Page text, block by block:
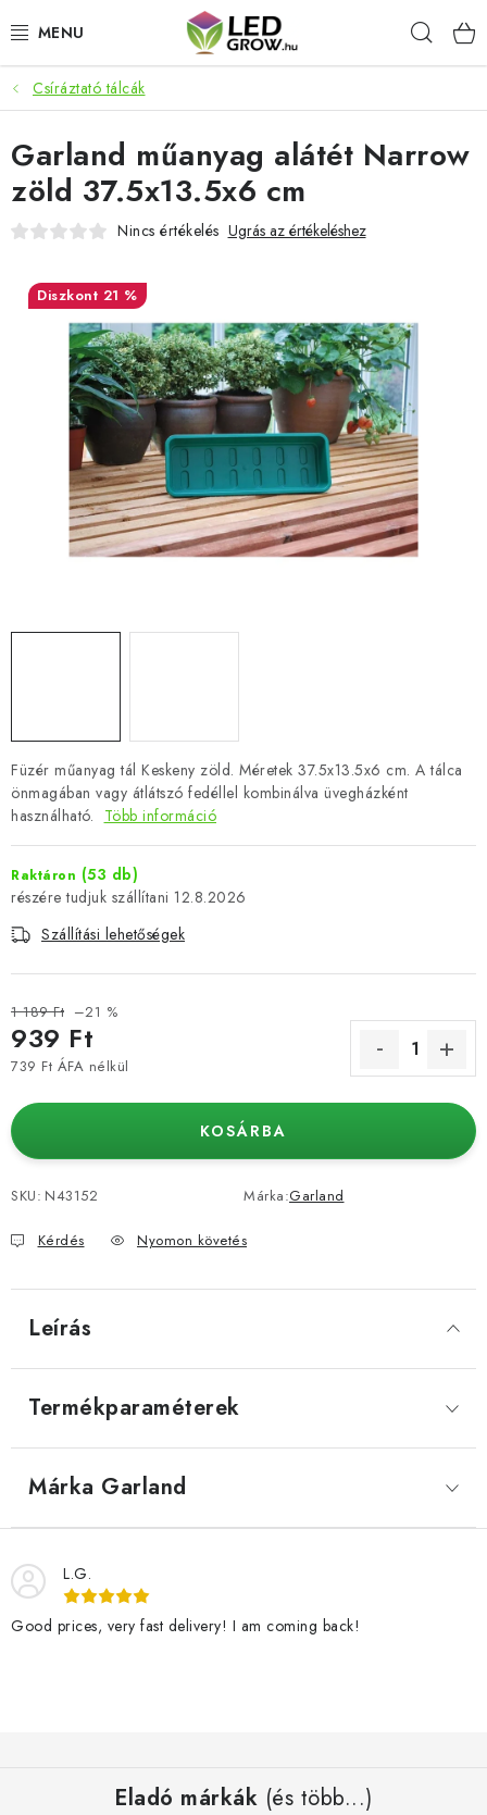
tartalomhoz
AKCIÓS TERMÉKEK
LED NÖVÉNYVILÁGÍTÁS
TERMESZTÉSI KELLÉKEK
MIKROZÖLDEK
OKOS KERT
Webáruház értékelése Márka Vásárlás
Blog
Általános Üzleti Feltételek
Kapcsolat
Csíráztató tálcák
Füzér műanyag tál Keskeny zöld. Méretek 37.5x13.5x6 cm. A tálca
önmagában vagy átlátszó fedéllel kombinálva üvegházként
használható. Több információ
Raktáron (53 db)
12.8.2026
Szállítási lehetőségek
1 189 Ft –21 %
939 Ft
739 Ft ÁFA nélkül
KOSÁRBA
SKU: N43152 Márka:Garland
Kérdés Nyomon követés
Garland műanyag alátét Narrow
zöld 37.5x13.5x6 cm
Nincs értékelés Ugrás az értékeléshez
21 %
Leírás
Termékparaméterek
Márka Garland
L.G.
Good prices, very fast delivery! I am coming back!
Eladó márkák (és több...)